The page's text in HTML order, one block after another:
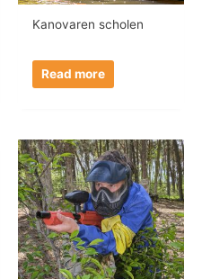
Kanovaren scholen
Read more